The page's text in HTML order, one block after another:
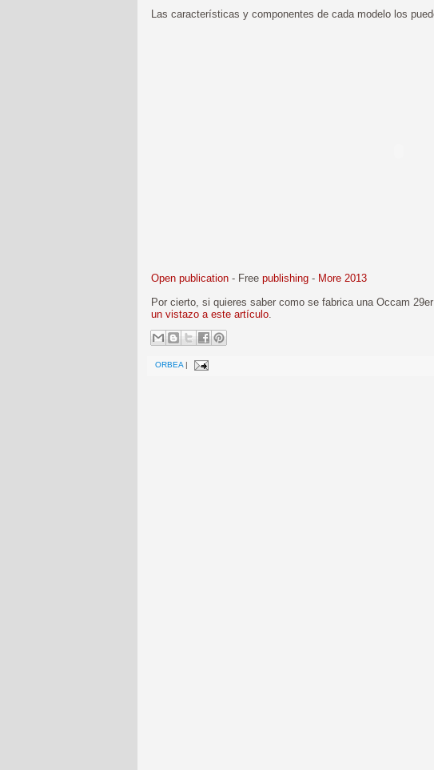
Las características y componentes de cada modelo los
Open publication - Free publishing - More 2013
Por cierto, si quieres saber como se fabrica una Occam
un vistazo a este artículo.
ORBEA |